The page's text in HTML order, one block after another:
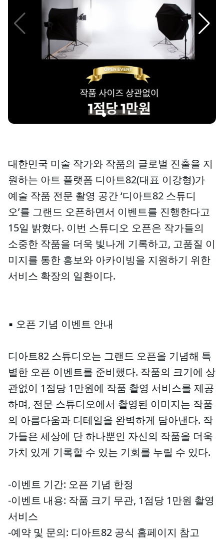
대한민국 미술 작가와 작품의 글로벌 진출을 지
원하는 아트 플랫폼 디아트82(대표 이강형)가
예술 작품 전문 촬영 공간 ‘디아트82 스튜디
오’를 그랜드 오픈하면서 이벤트를 진행한다고
15일 밝혔다. 이번 스튜디오 오픈은 작가들의
소중한 작품을 더욱 빛나게 기록하고, 고품질 이
미지를 통한 홍보와 아카이빙을 지원하기 위한
서비스 확장의 일환이다.
▪︎ 오픈 기념 이벤트 안내
디아트82 스튜디오는 그랜드 오픈을 기념해 특
별한 오픈 이벤트를 준비했다. 작품의 크기에 상
관없이 1점당 1만원에 작품 촬영 서비스를 제공
하며, 전문 스튜디오에서 촬영된 이미지는 작품
의 아름다움과 디테일을 완벽하게 담아낸다. 작
가들은 세상에 단 하나뿐인 자신의 작품을 더욱
가치 있게 기록할 수 있는 기회를 누릴 수 있다.
-이벤트 기간: 오픈 기념 한정
-이벤트 내용: 작품 크기 무관, 1점당 1만원 촬영
서비스
-예약 및 문의: 디아트82 공식 홈페이지 참고